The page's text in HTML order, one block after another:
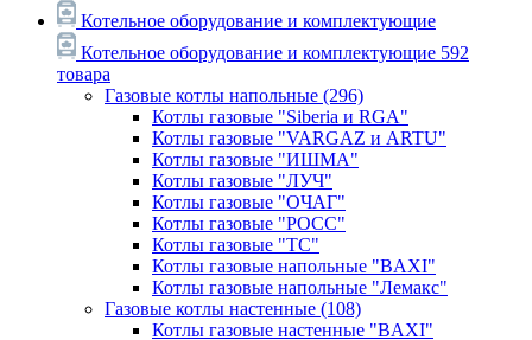
Котельное оборудование и комплектующие
Котельное оборудование и комплектующие 592
товара
Газовые котлы напольные (296)
Котлы газовые "Siberia и RGA"
Котлы газовые "VARGAZ и ARTU"
Котлы газовые "ИШМА"
Котлы газовые "ЛУЧ"
Котлы газовые "ОЧАГ"
Котлы газовые "РОСС"
Котлы газовые "ТС"
Котлы газовые напольные "BAXI"
Котлы газовые напольные "Лемакс"
Газовые котлы настенные (108)
Котлы газовые настенные "BAXI"